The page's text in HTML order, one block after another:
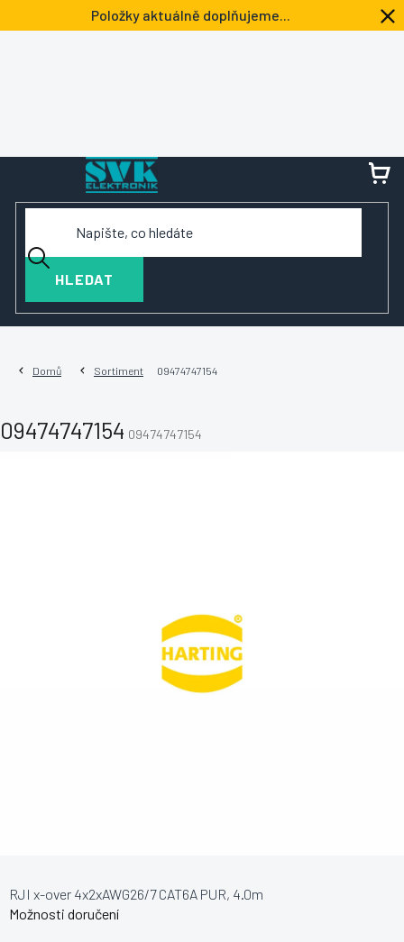
na
Položky aktuálně doplňujeme...
HLEDAT
Domů Sortiment 09474747154
09474747154 09474747154
Možnosti doručení
RJI x-over 4x2xAWG26/7 CAT6A PUR, 4.0m